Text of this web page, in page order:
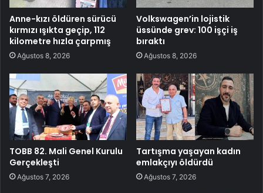
Anne-kızı öldüren sürücü
kırmızı ışıkta geçip, 112
kilometre hızla çarpmış
Ağustos 8, 2026
Volkswagen’in lojistik
üssünde grev: 100 işçi iş
bıraktı
Ağustos 8, 2026
TOBB 82. Mali Genel Kurulu
Gerçekleşti
Ağustos 7, 2026
Tartışma yaşayan kadın
emlakçıyı öldürdü
Ağustos 7, 2026